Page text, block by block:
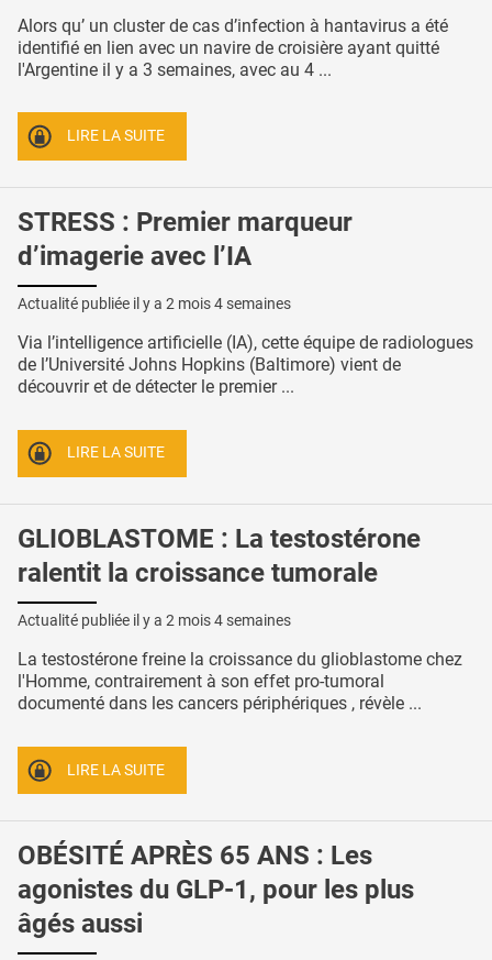
Alors qu’ un cluster de cas d’infection à hantavirus a été
identifié en lien avec un navire de croisière ayant quitté
l'Argentine il y a 3 semaines, avec au 4 ...
LIRE LA SUITE
STRESS : Premier marqueur
d’imagerie avec l’IA
Actualité publiée il y a 2 mois 4 semaines
Via l’intelligence artificielle (IA), cette équipe de radiologues
de l’Université Johns Hopkins (Baltimore) vient de
découvrir et de détecter le premier ...
LIRE LA SUITE
GLIOBLASTOME : La testostérone
ralentit la croissance tumorale
Actualité publiée il y a 2 mois 4 semaines
La testostérone freine la croissance du glioblastome chez
l'Homme, contrairement à son effet pro-tumoral
documenté dans les cancers périphériques , révèle ...
LIRE LA SUITE
OBÉSITÉ APRÈS 65 ANS : Les
agonistes du GLP-1, pour les plus
âgés aussi